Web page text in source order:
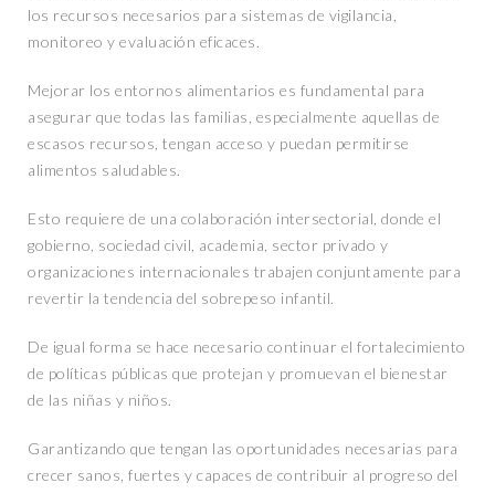
los recursos necesarios para sistemas de vigilancia,
monitoreo y evaluación eficaces.
Mejorar los entornos alimentarios es fundamental para
asegurar que todas las familias, especialmente aquellas de
escasos recursos, tengan acceso y puedan permitirse
alimentos saludables.
Esto requiere de una colaboración intersectorial, donde el
gobierno, sociedad civil, academia, sector privado y
organizaciones internacionales trabajen conjuntamente para
revertir la tendencia del sobrepeso infantil.
De igual forma se hace necesario continuar el fortalecimiento
de políticas públicas que protejan y promuevan el bienestar
de las niñas y niños.
Garantizando que tengan las oportunidades necesarias para
crecer sanos, fuertes y capaces de contribuir al progreso del